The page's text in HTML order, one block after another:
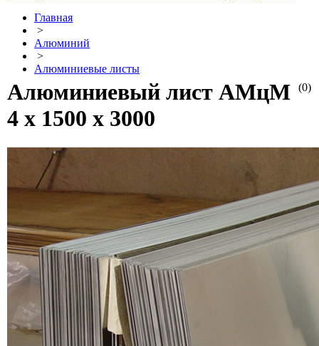
Главная
>
Алюминий
>
Алюминиевые листы
(0)
Алюминиевый лист АМцМ
4 х 1500 х 3000